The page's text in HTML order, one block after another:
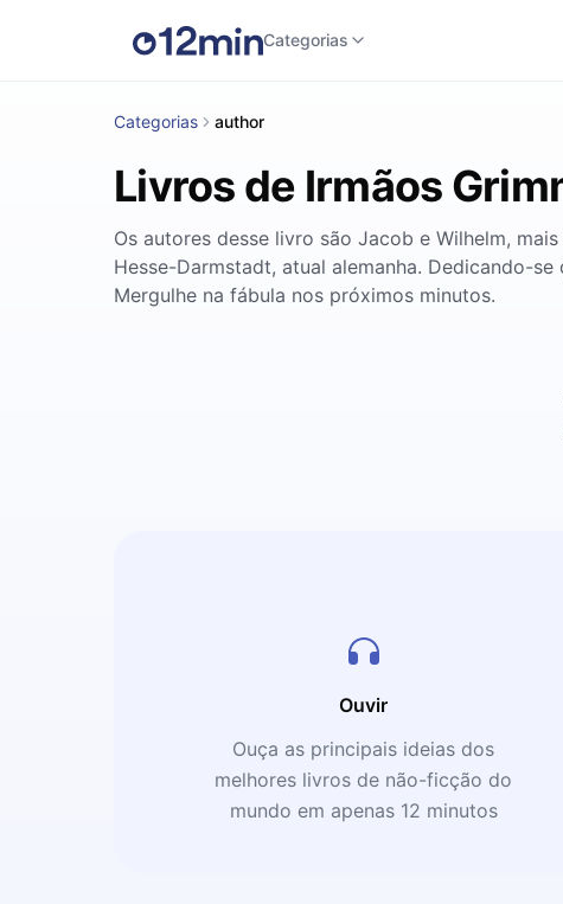
Categorias
Categorias author
Livros de Irmãos
Os autores desse livro são Jacob e Wilhelm,
Hesse-Darmstadt, atual alemanha. Dedicando-
Mergulhe na fábula nos próximos minutos.
Ouvir
Ouça as principais ideias dos
melhores livros de não-ficção do
mundo em apenas 12 minutos